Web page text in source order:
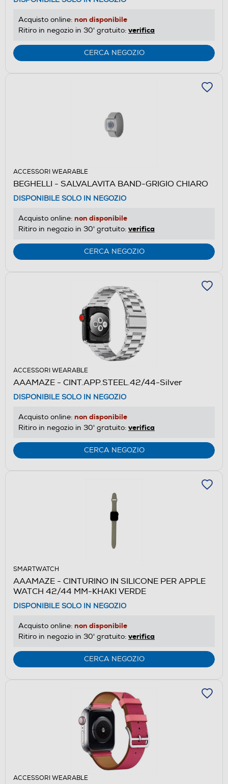
Acquisto online: non disponibile
Ritiro in negozio in 30' gratuito: verifica
CERCA NEGOZIO
ACCESSORI WEARABLE
BEGHELLI - SALVALAVITA BAND-GRIGIO CHIARO
DISPONIBILE SOLO IN NEGOZIO
Acquisto online: non disponibile
Ritiro in negozio in 30' gratuito: verifica
CERCA NEGOZIO
ACCESSORI WEARABLE
AAAMAZE - CINT.APP.STEEL.42/44-Silver
DISPONIBILE SOLO IN NEGOZIO
Acquisto online: non disponibile
Ritiro in negozio in 30' gratuito: verifica
CERCA NEGOZIO
SMARTWATCH
AAAMAZE - CINTURINO IN SILICONE PER APPLE
WATCH 42/44 MM-KHAKI VERDE
DISPONIBILE SOLO IN NEGOZIO
Acquisto online: non disponibile
Ritiro in negozio in 30' gratuito: verifica
CERCA NEGOZIO
ACCESSORI WEARABLE